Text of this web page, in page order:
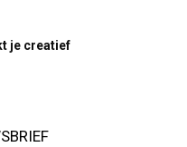
je creatief